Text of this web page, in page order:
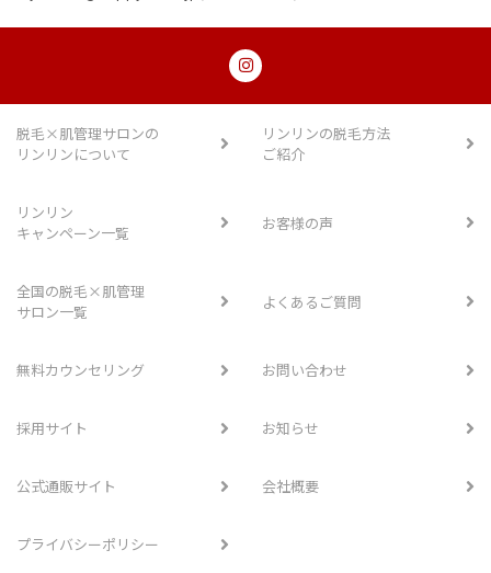
脱毛×肌管理サロンの
リンリンについて
リンリンの脱毛方法
ご紹介
リンリン
キャンペーン一覧
お客様の声
全国の脱毛×肌管理
サロン一覧
よくあるご質問
無料カウンセリング お問い合わせ
採用サイト お知らせ
公式通販サイト 会社概要
プライバシーポリシー